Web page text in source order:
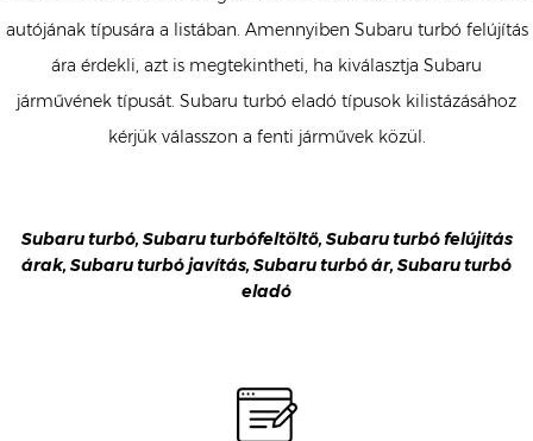
autójának típusára a listában. Amennyiben Subaru turbó felújítás
ára érdekli, azt is megtekintheti, ha kiválasztja Subaru
járművének típusát. Subaru turbó eladó típusok kilistázásához
kérjük válasszon a fenti járművek közül.
Subaru turbó, Subaru turbófeltöltő, Subaru turbó felújítás
árak, Subaru turbó javítás, Subaru turbó ár, Subaru turbó
eladó